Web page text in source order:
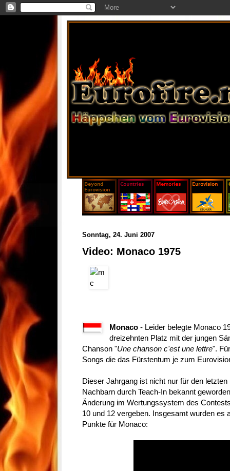
Sonntag, 24. Juni 2007
Video: Monaco 1975
Monaco - Leider belegte Monaco
dreizehnten Platz mit der jungen
Chanson "Une chanson c'est une lettre".
Songs die das Fürstentum je zum
Dieser Jahrgang ist nicht nur für den
Nachbarn durch Teach-In bekannt
Änderung im Wertungssystem des
10 und 12 vergeben. Insgesamt wurden es
Punkte für Monaco: